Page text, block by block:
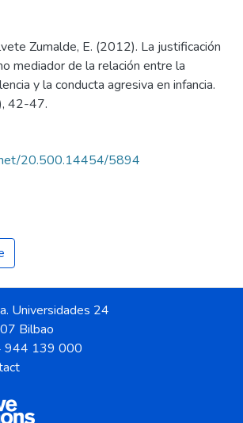
Zumalde, E. (2012). La justificación
mediador de la relación entre la
y la conducta agresiva en infancia.
42-47.
20.500.14454/5894
Universidades 24
Bilbao
944 139 000